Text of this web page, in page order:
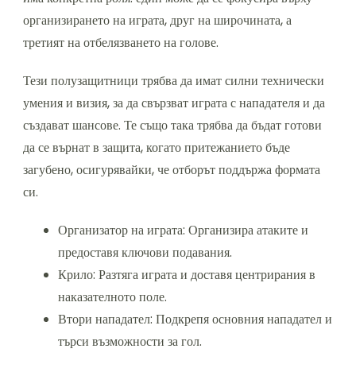
организирането на играта, друг на широчината, а
третият на отбелязването на голове.
Тези полузащитници трябва да имат силни технически
умения и визия, за да свързват играта с нападателя и да
създават шансове. Те също така трябва да бъдат готови
да се върнат в защита, когато притежанието бъде
загубено, осигурявайки, че отборът поддържа формата
си.
Организатор на играта: Организира атаките и
предоставя ключови подавания.
Крило: Разтяга играта и доставя центрирания в
наказателното поле.
Втори нападател: Подкрепя основния нападател и
търси възможности за гол.